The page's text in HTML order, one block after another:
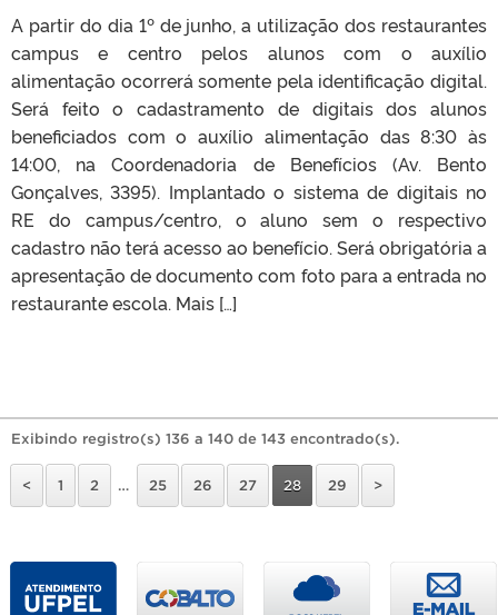
A partir do dia 1º de junho, a utilização dos restaurantes
campus e centro pelos alunos com o auxílio
alimentação ocorrerá somente pela identificação digital.
Será feito o cadastramento de digitais dos alunos
beneficiados com o auxílio alimentação das 8:30 às
14:00, na Coordenadoria de Benefícios (Av. Bento
Gonçalves, 3395). Implantado o sistema de digitais no
RE do campus/centro, o aluno sem o respectivo
cadastro não terá acesso ao benefício. Será obrigatória a
apresentação de documento com foto para a entrada no
restaurante escola. Mais […]
Exibindo registro(s) 136 a 140 de 143 encontrado(s).
< 1 2 … 25 26 27 28 29 >